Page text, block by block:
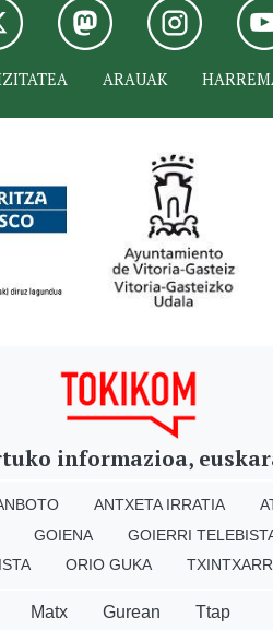
ARAUAK
informazioa,
ANTXETA IRRATIA
GOIENA GOIERRI
ORIO GUKA
Matx Gurean Ttap